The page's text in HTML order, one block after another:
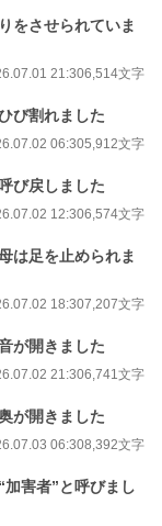
をさせられていま
21:306,514文字
び割れました
06:305,912文字
び戻しました
12:306,574文字
は足を止められま
18:307,207文字
が開きました
21:306,741文字
が開きました
06:308,392文字
害者”と呼びまし